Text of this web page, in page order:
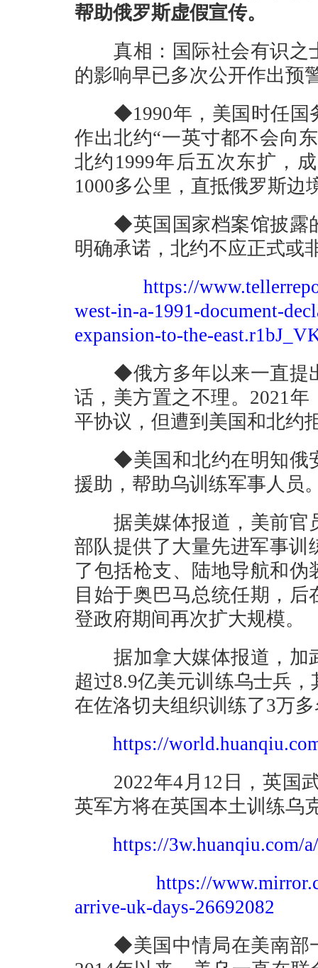
帮助俄罗斯虚假宣传。
真相：国际社会有识之
的影响早已多次公开作出预
◆1990年，美国时任国
作出北约“一英寸都不会向
北约1999年后五次东扩，
1000多公里，直抵俄罗斯边
◆英国国家档案馆披露的
明确承诺，北约不应正式或
https://
west-in-a-1991-document-
expansion-to-the-
◆俄方多年以来一直提出
话，美方置之不理。2021
平协议，但遭到美国和北约
◆美国和北约在明知俄安
援助，帮助乌训练军事人员
据美媒体报道，美前官
部队提供了大量先进军事训
了包括枪支、陆地导航和
目始于奥巴马总统任期，
登政府期间再次扩大规模。
据加拿大媒体报道，加
超过8.9亿美元训练乌士兵
在佐洛切夫组织训练了3万
https://
2022年4月12日，英国武
英军方将在英国本土训练乌
https://3w.huanqiu.com/
https://
arrive-uk-days-26692082
◆美国中情局在美南部一